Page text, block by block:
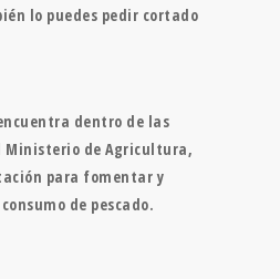
lo puedes pedir cortado
dentro de las
Ministerio de Agricultura,
para fomentar y
de pescado.